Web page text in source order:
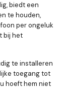
biedt een
te houden,
per ongeluk
bij het
te installeren
toegang tot
hoeft hem niet